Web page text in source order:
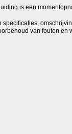
is een
van fouten en